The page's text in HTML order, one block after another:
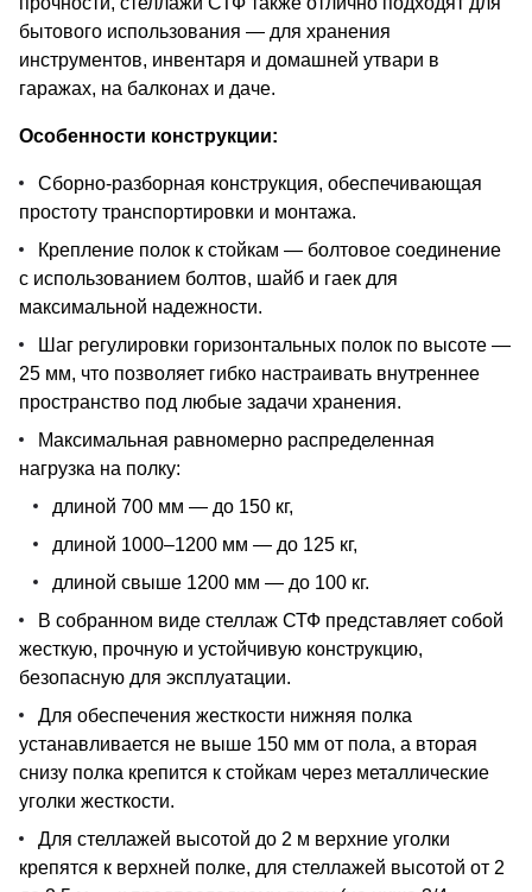
бытового использования — для хранения
инструментов, инвентаря и домашней утвари в
гаражах, на балконах и даче.
Особенности конструкции:
Сборно-разборная конструкция, обеспечивающая
простоту транспортировки и монтажа.
Крепление полок к стойкам — болтовое соединение
с использованием болтов, шайб и гаек для
максимальной надежности.
Шаг регулировки горизонтальных полок по высоте —
25 мм, что позволяет гибко настраивать внутреннее
пространство под любые задачи хранения.
Максимальная равномерно распределенная
нагрузка на полку:
длиной 700 мм — до 150 кг,
длиной 1000–1200 мм — до 125 кг,
длиной свыше 1200 мм — до 100 кг.
В собранном виде стеллаж СТФ представляет собой
жесткую, прочную и устойчивую конструкцию,
безопасную для эксплуатации.
Для обеспечения жесткости нижняя полка
устанавливается не выше 150 мм от пола, а вторая
снизу полка крепится к стойкам через металлические
уголки жесткости.
Для стеллажей высотой до 2 м верхние уголки
крепятся к верхней полке, для стеллажей высотой от 2